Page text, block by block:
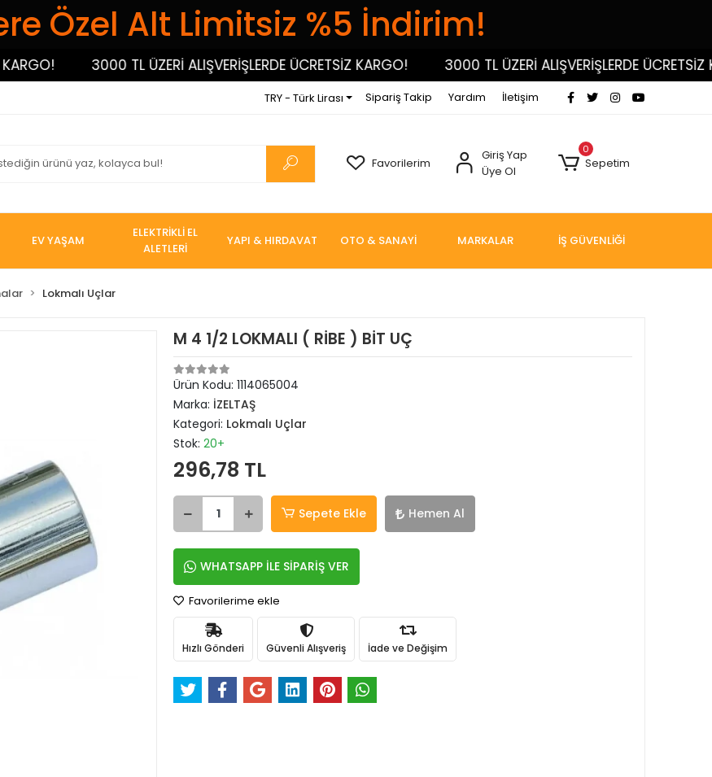
Özel Alt Limitsiz %5 İndirim!
3000 TL ÜZERİ ALIŞVERİŞLERDE ÜCRETSİZ KARGO! 3000 TL ÜZERİ ALIŞVERİŞLERDE ÜCRETSİZ
TRY - Türk Lirası Sipariş Takip Yardım İletişim
Favorilerim
Giriş Yap
Üye Ol
0
Sepetim
EV YAŞAM
ELEKTRİKLİ EL
ALETLERİ
YAPI & HIRDAVAT OTO & SANAYİ MARKALAR İŞ GÜVENLİĞİ
Lokmalı Uçlar
M 4 1/2 LOKMALI ( RİBE ) BİT UÇ
Ürün Kodu: 1114065004
Marka: İZELTAŞ
Kategori: Lokmalı Uçlar
Stok: 20+
296,78 TL
Sepete Ekle Hemen Al
WHATSAPP İLE SİPARİŞ VER
Favorilerime ekle
Hızlı Gönderi Güvenli Alışveriş İade ve Değişim